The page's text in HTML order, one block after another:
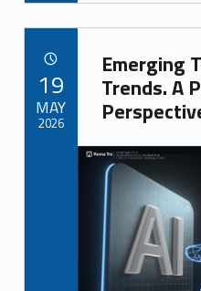
b
o
o
k
d
o
n
Link identifier archive #link-archive-8008
Emerging
Trends. A
Link identifier archive #link-archive-thumb-soap-25307
19
MAY
2026